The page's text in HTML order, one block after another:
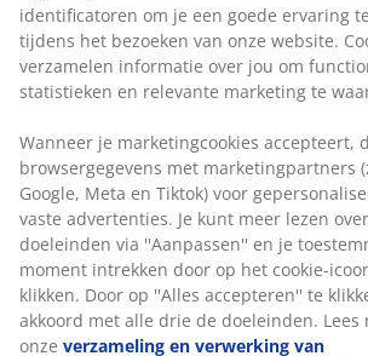
Artikelnummer: 6896712
Specificaties
Beoordelingen
(1)
Bij JYSK gebruiken we cookies en mobiele
identificatoren om je een goede ervaring te
tijdens het bezoeken van onze website.
verzamelen informatie over jou om
Wanneer je marketingcookies accepteert,
browsergegevens met marketingpartners
Meta en Tiktok) voor gepersonaliseerde en
advertenties. Je kunt meer lezen over de
''Aanpassen'' en je toestemming op elk
intrekken door op het cookie-icoontje te
''Alles accepteren'' te klikken, ga je akkoord
de doeleinden. Lees meer over onze